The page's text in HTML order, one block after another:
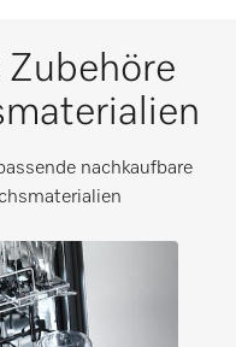
mm
i
mm i
Zubehöre
nachkaufbare